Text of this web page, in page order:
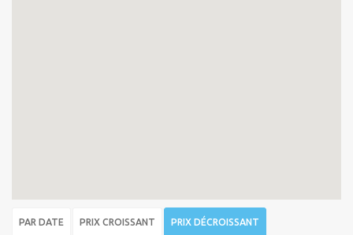
PAR DATE PRIX CROISSANT PRIX DÉCROISSANT